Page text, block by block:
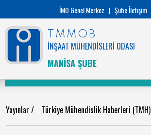
İMO Genel Merkez | Şube İletişim
TMMOB
İNŞAAT MÜHENDİSLERİ ODASI
MANİSA ŞUBE
Yayınlar / Türkiye Mühendislik Haberleri (TMH)